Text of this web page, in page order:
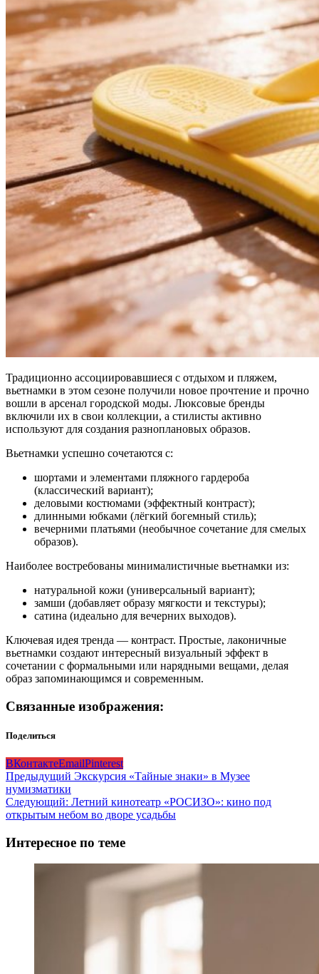
Традиционно ассоциировавшиеся с отдыхом и пляжем,
вьетнамки в этом сезоне получили новое прочтение и прочно
вошли в арсенал городской моды. Люксовые бренды
включили их в свои коллекции, а стилисты активно
используют для создания разноплановых образов.
Вьетнамки успешно сочетаются с:
шортами и элементами пляжного гардероба
(классический вариант);
деловыми костюмами (эффектный контраст);
длинными юбками (лёгкий богемный стиль);
вечерними платьями (необычное сочетание для смелых
образов).
Наиболее востребованы минималистичные вьетнамки из:
натуральной кожи (универсальный вариант);
замши (добавляет образу мягкости и текстуры);
сатина (идеально для вечерних выходов).
Ключевая идея тренда — контраст. Простые, лаконичные
вьетнамки создают интересный визуальный эффект в
сочетании с формальными или нарядными вещами, делая
образ запоминающимся и современным.
Связанные изображения:
Поделиться
ВКонтактеEmailPinterest
Навигация
записи
Предыдущий Экскурсия «Тайные знаки» в Музее
нумизматики
Следующий: Летний кинотеатр «РОСИЗО»: кино под
открытым небом во дворе усадьбы
Интересное по теме